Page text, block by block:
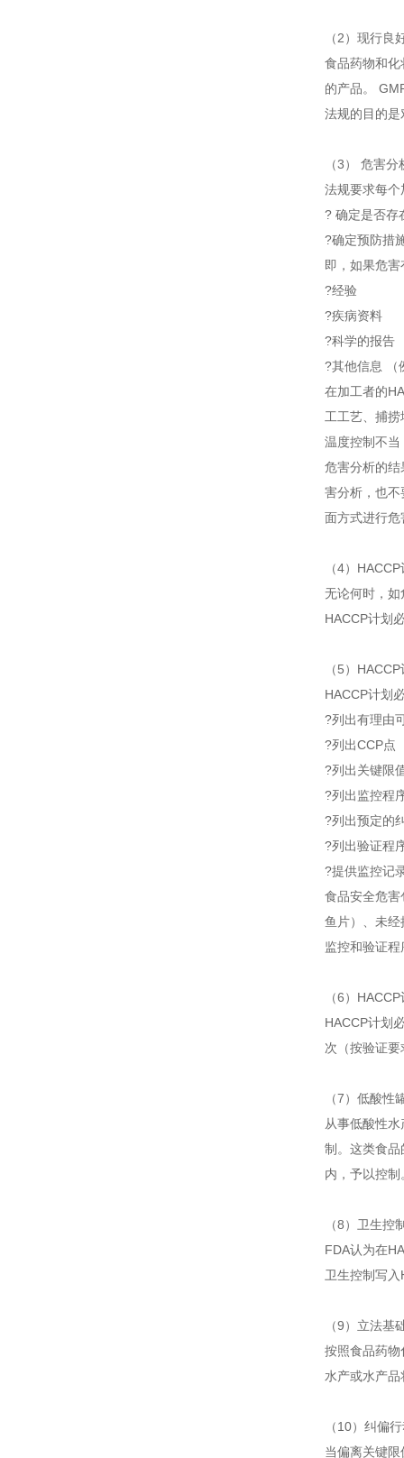
（2）现行
食品药物和
的产品。
法规的目的
（3） 危害
法规要求每
? 确定是否存
?确定预防措
即，如果危
?经验
?疾病资料
?科学的报告
?其他信息 （
在加工者的
工工艺、捕
温度控制不
危害分析的
害分析，也
面方式进行
（4）
无论何时，
HACCP计划
（5）
HACCP计划
?列出有理由
?列出CCP点
?列出关键限
?列出监控程
?列出预定的
?列出验证程
?提供监控记
食品安全危
鱼片）、未
监控和验证
（6）
HACCP计划
次（按验证
（7）低酸
从事低酸性
制。这类食
内，予以控
（8）卫生
FDA认为在
卫生控制写
（9）立法
按照食品药
水产或水产
（10）纠偏
当偏离关键